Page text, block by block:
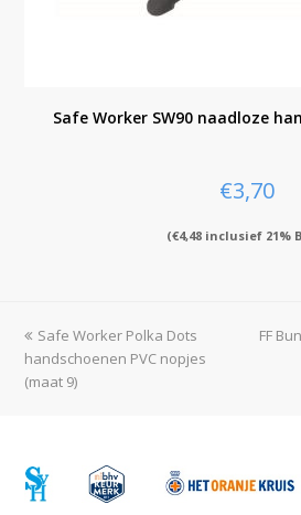
Safe Worker SW90 naadloze
€3,70
(€4,48 inclusief 21%
previous
post:
Safe Worker Polka Dots
handschoenen PVC nopjes
(maat 9)
next
FF